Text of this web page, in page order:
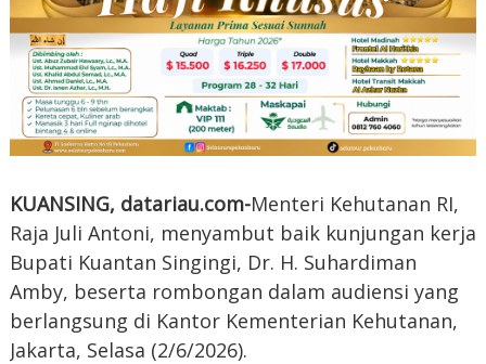
KUANSING, datariau.com-Menteri Kehutanan RI,
Raja Juli Antoni, menyambut baik kunjungan kerja
Bupati Kuantan Singingi, Dr. H. Suhardiman
Amby, beserta rombongan dalam audiensi yang
berlangsung di Kantor Kementerian Kehutanan,
Jakarta, Selasa (2/6/2026).